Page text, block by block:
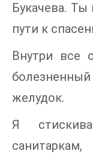
Букачева. Ты
пути к
Внутри все
желудок.
Я